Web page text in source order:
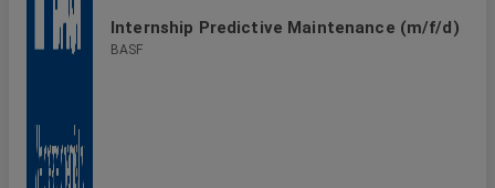
Internship Predictive Maintenance (m/f/d)
BASF